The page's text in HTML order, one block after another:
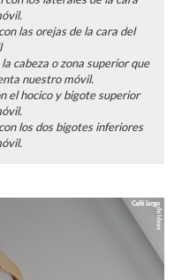
las orejas de la cara del
cabeza o zona superior que
nuestro móvil.
el hocico y bigote superior
los dos bigotes inferiores